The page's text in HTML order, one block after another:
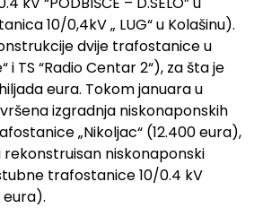
10/0,4kV „ LUG“ u Kolašinu).
dvije trafostanice u
i TS “Radio Centar 2“), za šta je
eura. Tokom januara u
izgradnja niskonaponskih
„Nikoljac“ (12.400 eura),
rekonstruisan niskonaponski
trafostanice 10/0.4 kV
eura).